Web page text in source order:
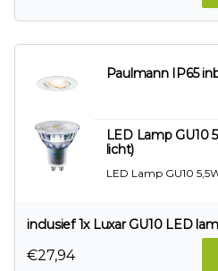
Paulmann IP65
LED Lamp GU10
licht)
LED Lamp GU10
inclusief 1x Luxar GU10 LED
€27,94